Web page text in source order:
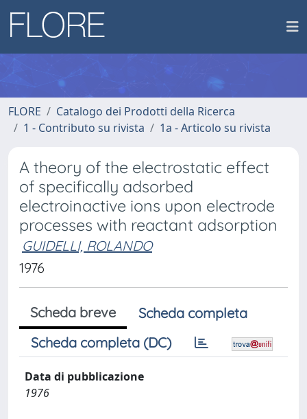
FLORE
Catalogo dei Prodotti della Ricerca
1 - Contributo su rivista
1a - Articolo su rivista
A theory of the electrostatic effect
of specifically adsorbed
electroinactive ions upon electrode
processes with reactant adsorption
GUIDELLI, ROLANDO
1976
Scheda breve
Scheda completa
Scheda completa (DC)
Data di pubblicazione
1976